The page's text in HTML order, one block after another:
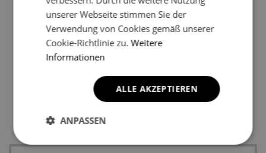
*Ein Beispielfoto. Das Finalprodukt kann sich abhängig vom
Autofußboden unterscheiden.
unserer Webseite stimmen Sie der
Verwendung von Cookies gemäß unserer
Cookie-Richtlinie zu.Weitere
Informationen
ALLE AKZEPTIEREN
ANPASSEN